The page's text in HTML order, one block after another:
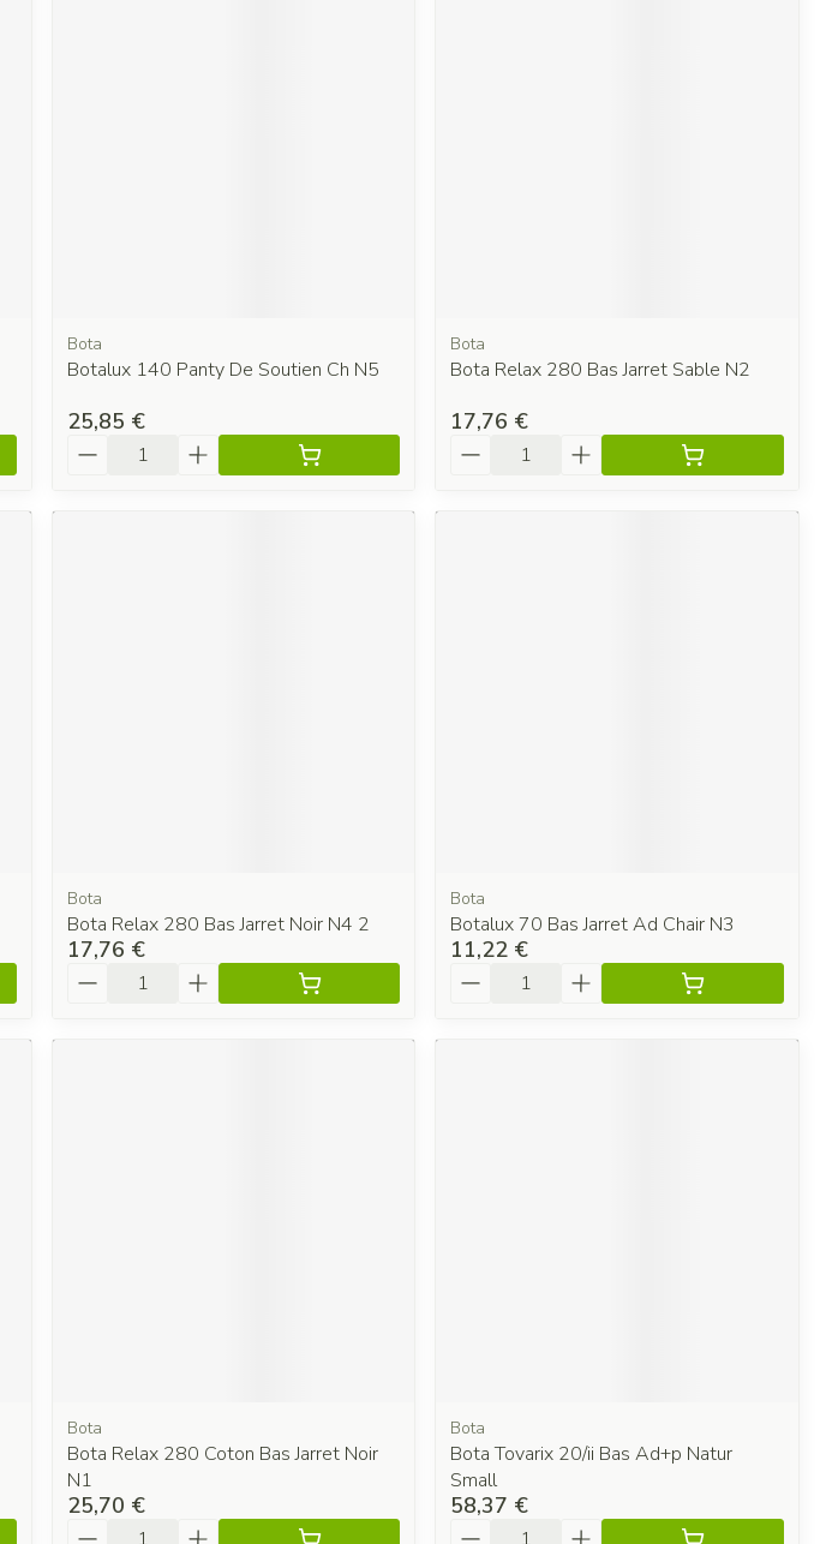
Bota
Botalux 140 Panty De Soutien Ch N5
25,85 €
Quantité
Bota
Bota Relax 280 Bas Jarret Sable N2
17,76 €
Quantité
Bota
Bota Relax 280 Bas Jarret Noir N4 2
17,76 €
Quantité
Bota
Botalux 70 Bas Jarret Ad Chair N3
11,22 €
Quantité
Bota
Bota Relax 280 Coton Bas Jarret Noir
N1
25,70 €
Quantité
Bota
Bota Tovarix 20/ii Bas Ad+p Natur
Small
58,37 €
Quantité